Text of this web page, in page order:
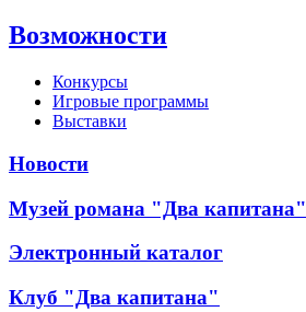
Возможности
Конкурсы
Игровые программы
Выставки
Новости
Музей романа "Два капитана"
Электронный каталог
Клуб "Два капитана"